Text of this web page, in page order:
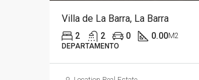
Villa de La Barra, La Barra
2 2 0 0.00M2
DEPARTAMENTO